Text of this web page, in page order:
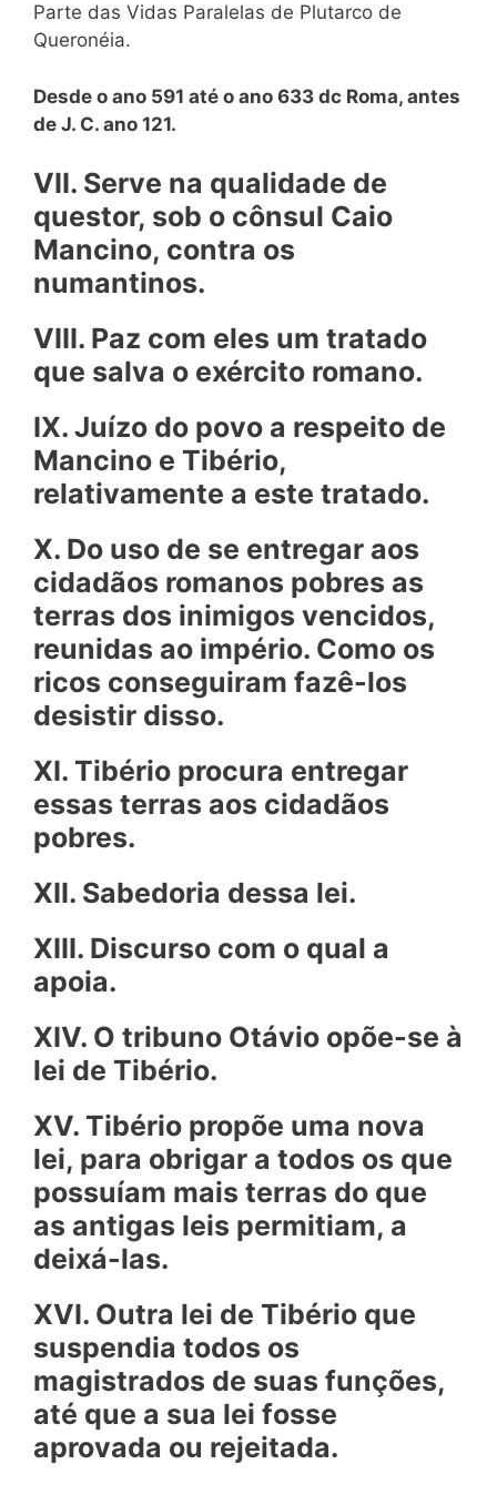
Parte das Vidas Paralelas de Plutarco de
Queronéia.
Desde o ano 591 até o ano 633 dc Roma, antes
de J. C. ano 121.
VII. Serve na qualidade de
questor, sob o cônsul Caio
Mancino, contra os
numantinos.
VIII. Paz com eles um tratado
que salva o exército romano.
IX. Juízo do povo a respeito de
Mancino e Tibério,
relativamente a este tratado.
X. Do uso de se entregar aos
cidadãos romanos pobres as
terras dos inimigos vencidos,
reunidas ao império. Como os
ricos conseguiram fazê-los
desistir disso.
XI. Tibério procura entregar
essas terras aos cidadãos
pobres.
XII. Sabedoria dessa lei.
XIII. Discurso com o qual a
apoia.
XIV. O tribuno Otávio opõe-se à
lei de Tibério.
XV. Tibério propõe uma nova
lei, para obrigar a todos os que
possuíam mais terras do que
as antigas leis permitiam, a
deixá-las.
XVI. Outra lei de Tibério que
suspendia todos os
magistrados de suas funções,
até que a sua lei fosse
aprovada ou rejeitada.